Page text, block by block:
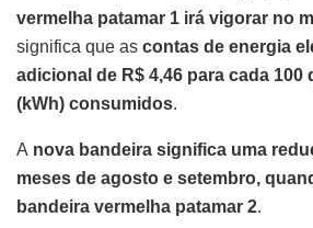
vermelha patamar 1 irá vigorar no
significa que as contas de energia
adicional de R$ 4,46 para cada 100
(kWh) consumidos.
A nova bandeira significa uma
meses de agosto e setembro,
bandeira vermelha patamar 2.